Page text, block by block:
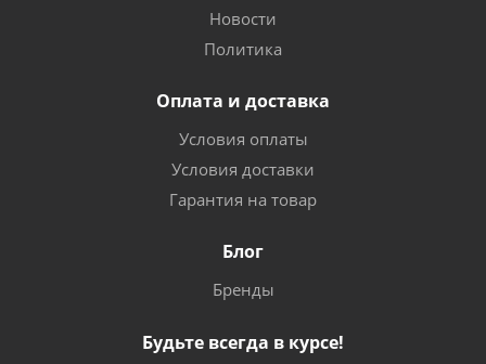
Новости
Политика
Оплата и доставка
Условия оплаты
Условия доставки
Гарантия на товар
Блог
Бренды
Будьте всегда в курсе!